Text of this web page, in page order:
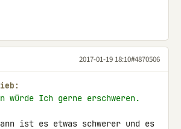
2017-01-19 18:10#4870506
würde Ich gerne erschweren.
ist es etwas schwerer und es